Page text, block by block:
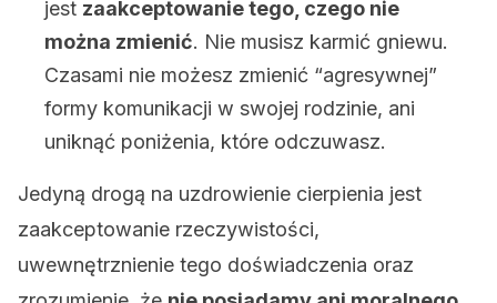
jest zaakceptowanie tego, czego nie
można zmienić. Nie musisz karmić gniewu.
Czasami nie możesz zmienić “agresywnej”
formy komunikacji w swojej rodzinie, ani
uniknąć poniżenia, które odczuwasz.
Jedyną drogą na uzdrowienie cierpienia jest
zaakceptowanie rzeczywistości,
uwewnętrznienie tego doświadczenia oraz